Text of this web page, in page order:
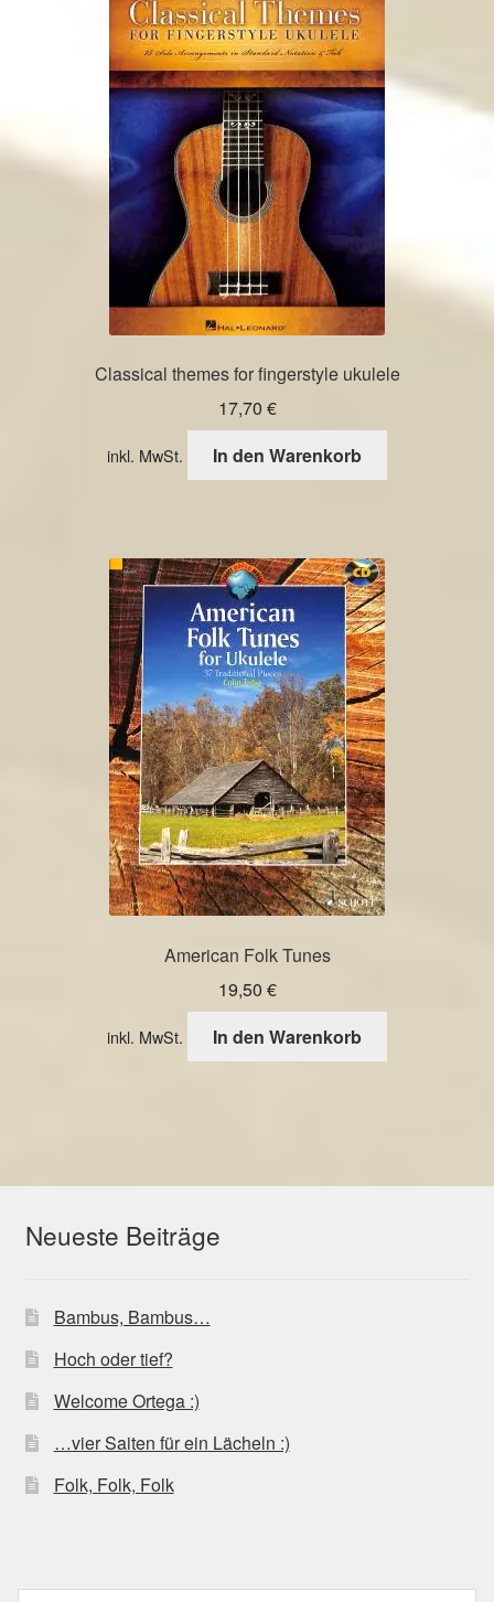
Classical themes for fingerstyle ukulele
17,70 €
inkl. MwSt. In den Warenkorb
American Folk Tunes
19,50 €
inkl. MwSt. In den Warenkorb
Neueste Beiträge
Bambus, Bambus…
Hoch oder tief?
Welcome Ortega :)
…vier Saiten für ein Lächeln :)
Folk, Folk, Folk